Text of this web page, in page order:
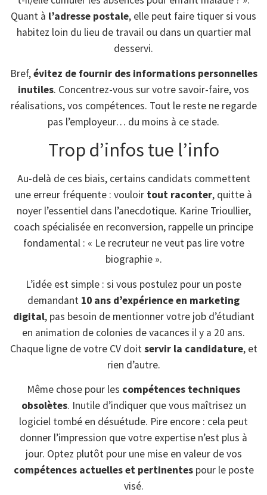
Quant à l’adresse postale, elle peut faire tiquer si vous
habitez loin du lieu de travail ou dans un quartier mal
desservi.
Bref,évitez de fournir des informations personnelles
inutiles. Concentrez-vous sur votre savoir-faire, vos
réalisations, vos compétences. Tout le reste ne regarde
pas l’employeur… du moins à ce stade.
Trop d’infos tue l’info
Au-delà de ces biais, certains candidats commettent
une erreur fréquente : vouloir tout raconter, quitte à
noyer l’essentiel dans l’anecdotique. Karine Trioullier,
coach spécialisée en reconversion, rappelle un principe
fondamental : « Le recruteur ne veut pas lire votre
biographie ».
L’idée est simple : si vous postulez pour un poste
demandant 10 ans d’expérience en marketing
digital, pas besoin de mentionner votre job d’étudiant
en animation de colonies de vacances il y a 20 ans.
Chaque ligne de votre CV doitservir la candidature, et
rien d’autre.
Même chose pour les compétences techniques
obsolètes. Inutile d’indiquer que vous maîtrisez un
logiciel tombé en désuétude. Pire encore : cela peut
donner l’impression que votre expertise n’est plus à
jour. Optez plutôt pour une mise en valeur de vos
compétences actuelles et pertinentespour le poste
visé.